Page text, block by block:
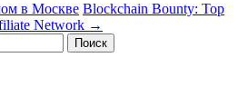
в Москве Blockchain Bounty: Top
Network →